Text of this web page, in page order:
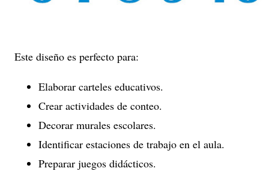
Este diseño es perfecto para:
Elaborar carteles educativos.
Crear actividades de conteo.
Decorar murales escolares.
Identificar estaciones de trabajo en el aula.
Preparar juegos didácticos.